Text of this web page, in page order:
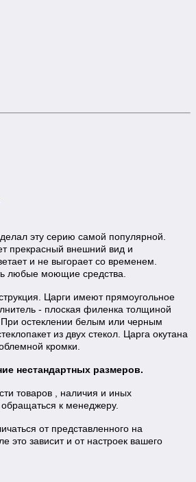
эту серию самой популярной.
прекрасный внешний вид и
и не выгорает со временем.
любые моющие средства.
Царги имеют прямоугольное
- плоская филенка толщиной
остеклении белым или черным
из двух стекол. Царга окутана
кромки.
нестандартных размеров.
товаров , наличия и иных
обращаться к менеджеру.
от представленного на
это зависит и от настроек вашего